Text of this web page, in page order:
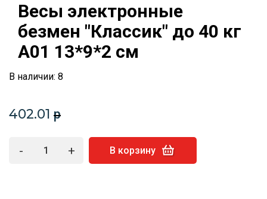
Весы электронные
безмен "Классик" до 40 кг
A01 13*9*2 см
В наличии: 8
402.01 p
- + В корзину